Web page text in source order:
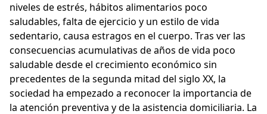
niveles de estrés, hábitos alimentarios poco
saludables, falta de ejercicio y un estilo de vida
sedentario, causa estragos en el cuerpo. Tras ver las
consecuencias acumulativas de años de vida poco
saludable desde el crecimiento económico sin
precedentes de la segunda mitad del siglo XX, la
sociedad ha empezado a reconocer la importancia de
la atención preventiva y de la asistencia domiciliaria. La